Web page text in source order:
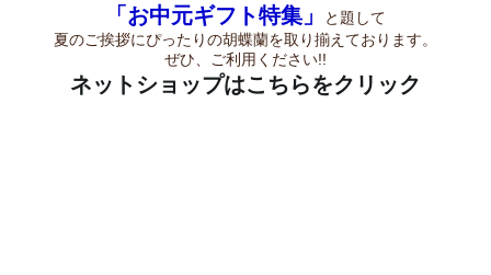
「お中元ギフト特集」
と題して
夏のご挨拶にぴったりの胡蝶蘭を取り揃えております。
ぜひ、ご利用ください!!
ネットショップはこちらをクリック